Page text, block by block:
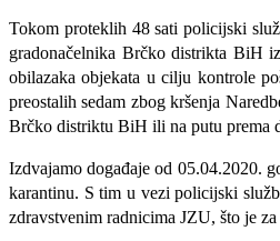
Tokom proteklih 48 sati policijski
gradonačelnika Brčko distrikta BiH
obilazaka objekata u cilju kontrole
preostalih sedam zbog kršenja
Brčko distriktu BiH ili na putu prema
Izdvajamo događaje od 05.04.2020.
karantinu. S tim u vezi policijski
zdravstvenim radnicima JZU, što je